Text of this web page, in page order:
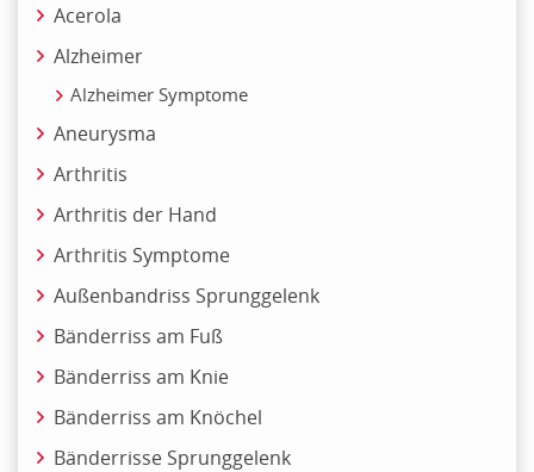
Acerola
Alzheimer
Alzheimer Symptome
Aneurysma
Arthritis
Arthritis der Hand
Arthritis Symptome
Außenbandriss Sprunggelenk
Bänderriss am Fuß
Bänderriss am Knie
Bänderriss am Knöchel
Bänderrisse Sprunggelenk